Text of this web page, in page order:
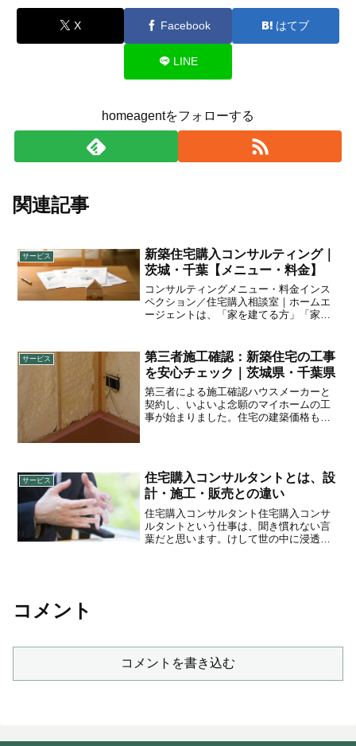
X Facebook はてブ
LINE
homeagentをフォローする
関連記事
サービス
新築住宅購入コンサルティング｜
茨城・千葉【メニュー・料金】
コンサルティングメニュー・料金インス
ペクション／住宅購入相談室｜ホームエ
ージェントは、「家を建てる方」「家を
県を中心に、次のような住宅購入コンサ
ルティングサービスを提供...
サービス
第三者施工確認：新築住宅の工事
を安心チェック｜茨城県・千葉県
第三者による施工確認ハウスメーカーと
契約し、いよいよ念願のマイホームの工
事が始まりました。住宅の建築価格も高
が、営業さんは施工の知識に...
サービス
住宅購入コンサルタントとは、設
計・施工・販売との違い
住宅購入コンサルタント住宅購入コンサ
ルタントという仕事は、聞き慣れない言
葉だと思います。けして世の中に浸透し
コメント
コメントを書き込む